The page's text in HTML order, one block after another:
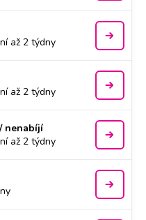
až 2 týdny
až 2 týdny
nenabíjí
až 2 týdny